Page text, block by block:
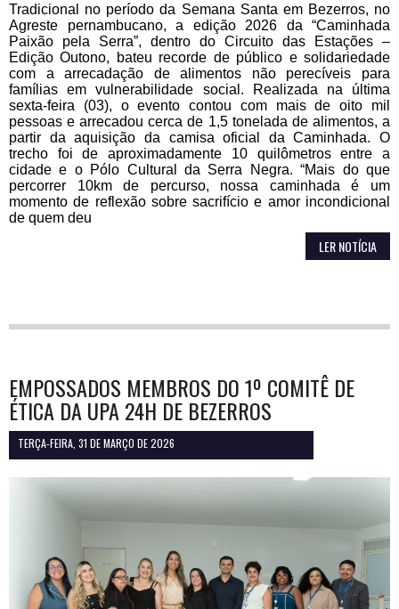
Tradicional no período da Semana Santa em Bezerros, no
Agreste pernambucano, a edição 2026 da “Caminhada
Paixão pela Serra”, dentro do Circuito das Estações –
Edição Outono, bateu recorde de público e solidariedade
com a arrecadação de alimentos não perecíveis para
famílias em vulnerabilidade social. Realizada na última
sexta-feira (03), o evento contou com mais de oito mil
pessoas e arrecadou cerca de 1,5 tonelada de alimentos, a
partir da aquisição da camisa oficial da Caminhada. O
trecho foi de aproximadamente 10 quilômetros entre a
cidade e o Pólo Cultural da Serra Negra. “Mais do que
percorrer 10km de percurso, nossa caminhada é um
momento de reflexão sobre sacrifício e amor incondicional
de quem deu
LER NOTÍCIA
EMPOSSADOS MEMBROS DO 1º COMITÊ DE
ÉTICA DA UPA 24H DE BEZERROS
TERÇA-FEIRA, 31 DE MARÇO DE 2026